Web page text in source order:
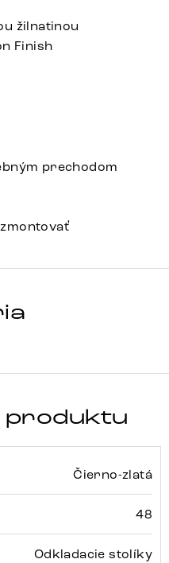
žilnatinou
Finish
prechodom
produktu
Čierno-zlatá
48
Odkladacie stolíky